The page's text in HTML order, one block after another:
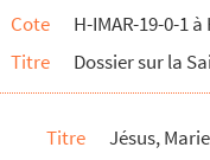
Cote
H-IMAR-19-0-1
Titre
Dossier sur la
Titre Jésus,